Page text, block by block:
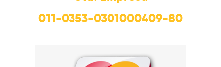
011-0353-0301000409-80